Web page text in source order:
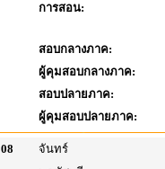
การสอน:
สอบกลางภาค:
ผู้คุมสอบกลางภาค:
สอบปลายภาค:
ผู้คุมสอบปลายภาค:
08
จันทร์